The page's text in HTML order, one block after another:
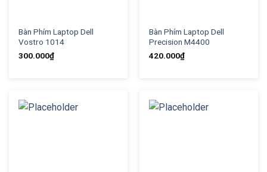
Bàn Phím Laptop Dell
Vostro 1014
300.000₫
Bàn Phím Laptop Dell
Precision M4400
420.000₫